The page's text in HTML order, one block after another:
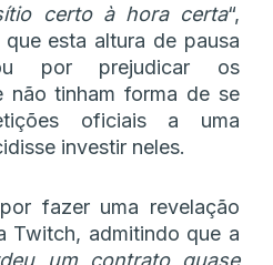
certo à hora certa“,
esta altura de pausa
por prejudicar os
não tinham forma de se
oficiais a uma
investir neles.
fazer uma revelação
Twitch, admitindo que a
um contrato quase